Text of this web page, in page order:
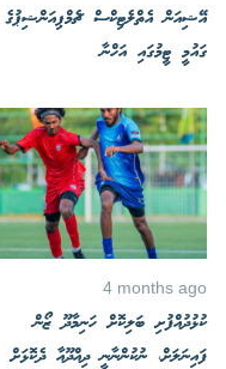
އޭޝިއަން އެތްލެޓިކްސް ޗެމްޕިއަންޝިޕުގެ
ގައުމީ ޓީމުގައި އަހްނާ
4 months ago
ކުޅުދުއްފުށި ބަލިކޮށް ހަނިމާދޫ ޒޯން
ފައިނަލަށް، ނުކުންނާނީ ދިއްދޫއާ ދެކޮޅަށް